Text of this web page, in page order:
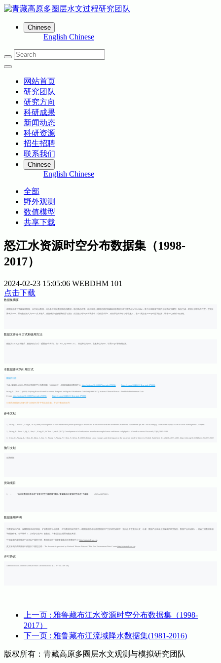
Chinese
English Chinese
网站首页
研究团队
研究方向
科研成果
新闻动态
科研资源
招生招聘
联系我们
Chinese
English Chinese
全部
野外观测
数值模型
共享下载
怒江水资源时空分布数据集（1998-
2017）
2024-02-23 15:05:06 WEBDHM 101
点击下载
数据集摘要
本数据是基于气象观测数据、水文站点数据，结合各种同化数据和遥感数据，通过耦合积雪、冰川和冻土物理过程的青藏高原多圈层水文模型系统WEB-DHM（基于水和能量平衡的分布式水文模型）制备生成，时间分辨率为月尺度，空间分
辨率为5km，原始数据格式为ASCII文本格式，数据种类包括格网径流与蒸发（若蒸发小于0,则表示凝华；若径流小于0，则表示当月降水小于蒸发）。若asc无法在arcmap中正常打开，请将asc文件前5行顶格。
数据文件命名方式和使用方法
数据为ASCII文本格式，数据命名方式：观测项+年月日，如：Acc_Q.199801.asc。 径流单位为mm，蒸发单位为mm，可用arcgis等软件打开。
本数据要求的引用方式
数据的引用
王磊, 柴晨好. (2022). 怒江水资源时空分布数据集（1998-2017）. 国家青藏高原数据中心. https://doi.org/10.11888/Terre.tpdc.272890. https://cstr.cn/18406.11.Terre.tpdc.272890.
Wang, L., Chai, C. (2022). Nujiang River Water Resources Temporal and Spatial Distribution Data Set (1998-2017). National Tibetan Plateau / Third Pole Environment Data
Center. https://doi.org/10.11888/Terre.tpdc.272890. https://cstr.cn/18406.11.Terre.tpdc.272890.
使用本数据时必须引用“文章的引用”中列出的文献，并进行数据的引用
参考文献
1、Wang L, Koike T, Yang K, et al.(2009). Development of a distributed biosphere hydrological model and its evaluation with the Southern Great Plains Experiments (SGP97 and SGP99)[J]. Journal of Geophysical Research: Atmospheres, 114(D8).
2、Wang, L., Zhou, J., Qi, J., Sun, L., Yang, K., & Tian, L., et al. (2017). Development of a land surface model with coupled snow and frozen soil physics. Water Resources Research, 53(6), 5085-5103.
3、Chai, C., Wang, L., Chen, D., Zhou, J., Liu, H., Zhang, J., Wang, Y., Chen, T., & Liu, R. (2022). Future snow changes and their impact on the upstream runoff in Salween. Hydrol. Earth Syst. Sci. 26(18), 4657–4683. https://doi.org/10.5194/hess-26-4657-2022
施引文献
暂无数据
资助项目
1、 “地球大数据科学工程”专项“时空三极环境”项目-“青藏高原水资源时空动态”子课题 （XDA19070301）
数据使用声明
为尊重知识产权、保障数据作者的权益、扩展数据中心的服务、评估数据的应用潜力，请数据使用者在使用数据所产生的研究成果中（包括公开发表的论文、论著、数据产品和未公开发表的研究报告、数据产品等成果），明确注明数据来源
和数据作者。对于转载（二次或多次发布）的数据，作者还须注明原始数据来源。
中文发表的成果致谢中参考以下规范注明：数据来源于“国家青藏高原科学数据中心”(http://data.tpdc.ac.cn)。
英文发表的成果致谢中依据以下规范注明： The datasets is provided by National Tibetan Plateau / Third Pole Environment Data Center (http://data.tpdc.ac.cn).
许可协议
Attribution-NonCommercial-ShareAlike 4.0 International (CC BY-NC-SA 4.0)
上一页 : 雅鲁藏布江水资源时空分布数据集（1998-
2017）
下一页 : 雅鲁藏布江流域降水数据集(1981-2016)
版权所有：青藏高原多圈层水文观测与模拟研究团队